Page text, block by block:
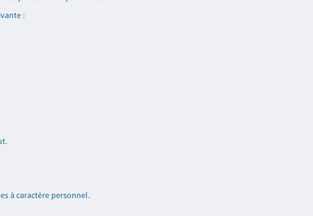
:
à caractère personnel.